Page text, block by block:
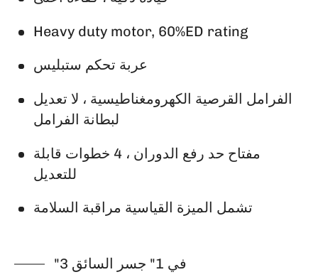
Heavy duty motor, 60%ED rating
عربة تحكم ستبليس
الفرامل القرصية الكهرومغناطيسية ، لا تعديل
لبطانة الفرامل
مفتاح حد رفع الدوران ، 4 خطوات قابلة
للتعديل
تشمل الميزة القياسية مراقبة السلامة
"3 في 1" جسر السائق